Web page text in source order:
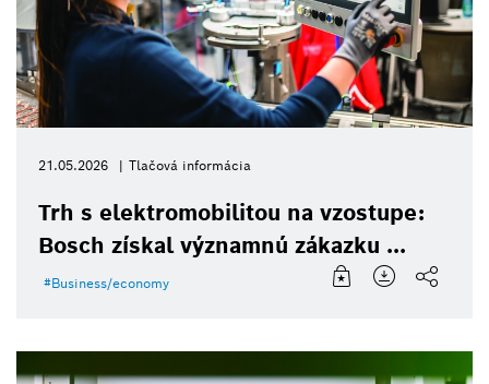
21.05.2026 Tlačová informácia
Trh s elektromobilitou na vzostupe:
Bosch získal významnú zákazku ...
Business/economy